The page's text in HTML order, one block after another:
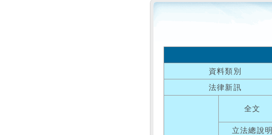
資料類別
法律新訊
全文
立法總說明